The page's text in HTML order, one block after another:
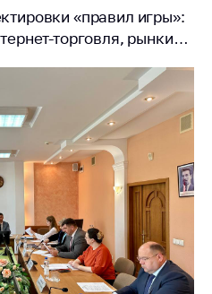
«правил игры»:
торговля, рынки…